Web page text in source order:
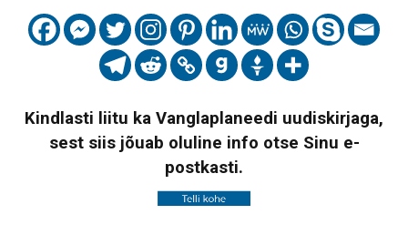
Kindlasti liitu ka Vanglaplaneedi uudiskirjaga,
sest siis jõuab oluline info otse Sinu e-
postkasti.